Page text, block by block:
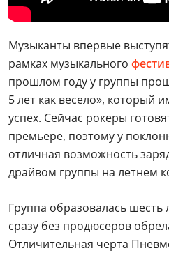
Музыканты впервые
рамках музыкального
прошлом году у группы
5 лет как весело», который
успех. Сейчас рокеры
премьере, поэтому у
отличная возможность
драйвом группы на летнем
Группа образовалась шесть
сразу без продюсеров
Отличительная черта